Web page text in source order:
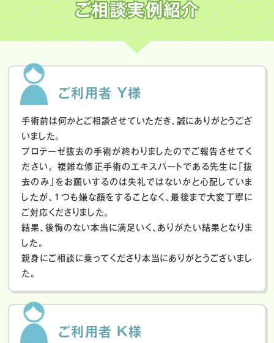
ご相談実例紹介
ご利用者 Y様
手術前は何かとご相談させていただき、誠にありがとうござ
いました。
プロテーゼ抜去の手術が終わりましたのでご報告させてく
ださい。
複雑な修正手術のエキスパートである先生に「抜
去のみ」をお願いするのは失礼ではないかと心配していま
したが、１つも嫌な顔をすることなく、最後まで大変丁寧に
ご対応くださりました。
結果、後悔のない本当に満足いく、ありがたい結果となりま
した。
親身にご相談に乗ってくださり本当にありがとうございまし
た。
ご利用者 K様